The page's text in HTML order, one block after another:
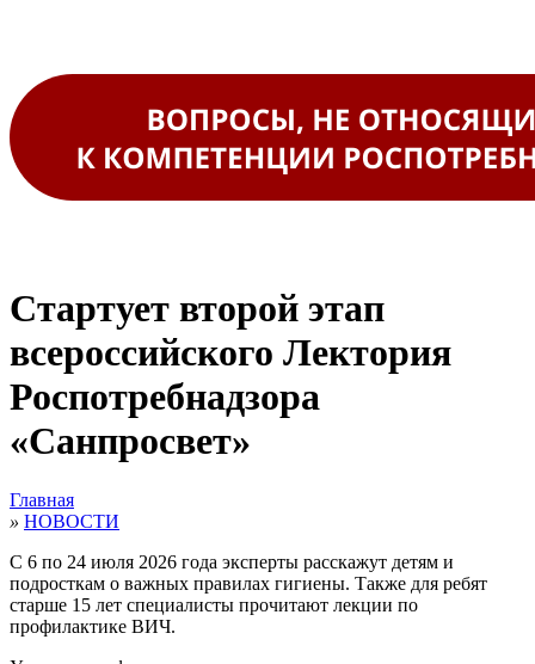
Стартует второй этап
всероссийского Лектория
Роспотребнадзора
«Санпросвет»
Главная
» НОВОСТИ
С 6 по 24 июля 2026 года эксперты расскажут детям и
подросткам о важных правилах гигиены. Также для ребят
старше 15 лет специалисты прочитают лекции по
профилактике ВИЧ.